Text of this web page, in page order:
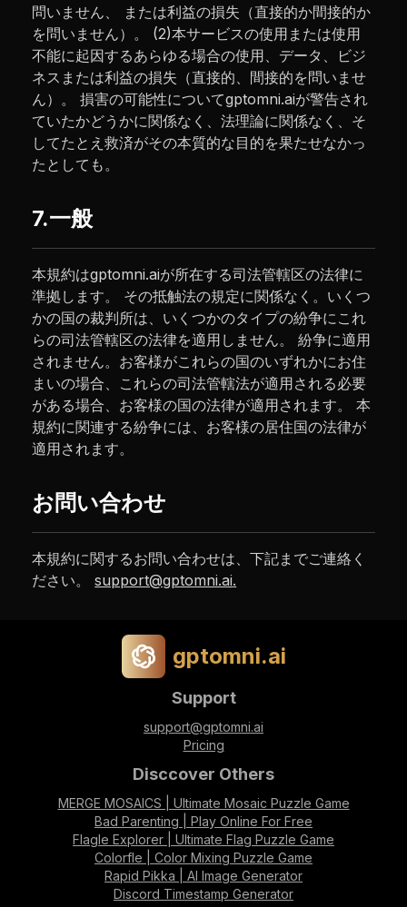
問いません、 または利益の損失（直接的か間接的か
を問いません）。 (2)本サービスの使用または使用
不能に起因するあらゆる場合の使用、データ、ビジ
ネスまたは利益の損失（直接的、間接的を問いませ
ん）。 損害の可能性についてgptomni.aiが警告され
ていたかどうかに関係なく、法理論に関係なく、そ
してたとえ救済がその本質的な目的を果たせなかっ
たとしても。
7.一般
本規約はgptomni.aiが所在する司法管轄区の法律に
準拠します。 その抵触法の規定に関係なく。いくつ
かの国の裁判所は、いくつかのタイプの紛争にこれ
らの司法管轄区の法律を適用しません。 紛争に適用
されません。お客様がこれらの国のいずれかにお住
まいの場合、これらの司法管轄法が適用される必要
がある場合、お客様の国の法律が適用されます。 本
規約に関連する紛争には、お客様の居住国の法律が
適用されます。
お問い合わせ
本規約に関するお問い合わせは、下記までご連絡く
ださい。support@gptomni.ai.
gptomni.ai
Support
support@gptomni.ai
Pricing
Disccover Others
MERGE MOSAICS | Ultimate Mosaic Puzzle Game
Bad Parenting | Play Online For Free
Flagle Explorer | Ultimate Flag Puzzle Game
Colorfle | Color Mixing Puzzle Game
Rapid Pikka | AI Image Generator
Discord Timestamp Generator